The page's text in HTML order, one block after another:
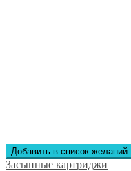
Добавить в список желаний
Засыпные картриджи